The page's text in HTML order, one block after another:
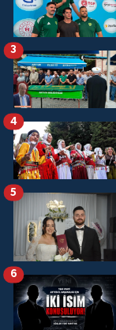
3
4
5
6